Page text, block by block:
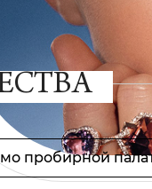
пробирной